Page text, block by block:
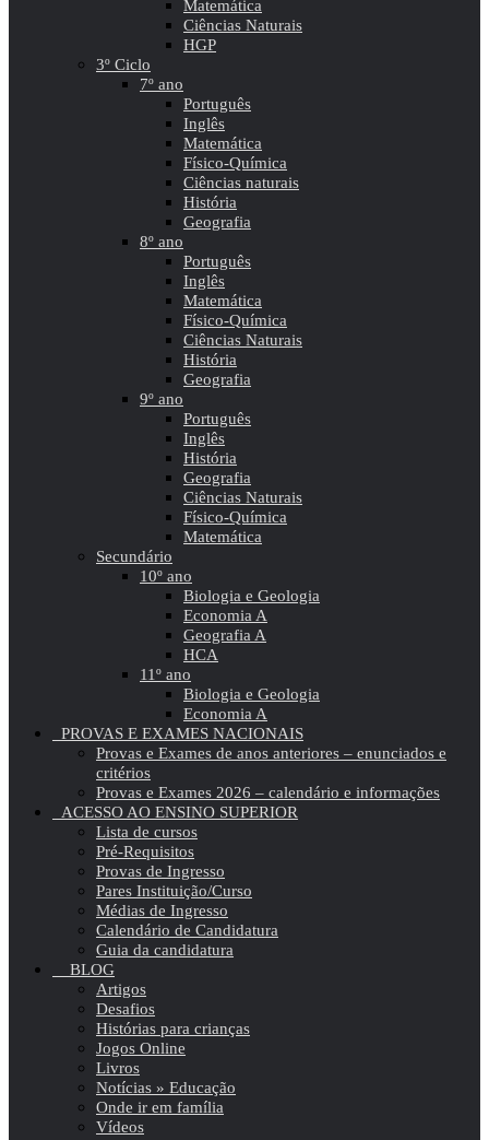
Matemática
Ciências Naturais
HGP
3º Ciclo
7º ano
Português
Inglês
Matemática
Físico-Química
Ciências naturais
História
Geografia
8º ano
Português
Inglês
Matemática
Físico-Química
Ciências Naturais
História
Geografia
9º ano
Português
Inglês
História
Geografia
Ciências Naturais
Físico-Química
Matemática
Secundário
10º ano
Biologia e Geologia
Economia A
Geografia A
HCA
11º ano
Biologia e Geologia
Economia A
PROVAS E EXAMES NACIONAIS
Provas e Exames de anos anteriores – enunciados e
critérios
Provas e Exames 2026 – calendário e informações
ACESSO AO ENSINO SUPERIOR
Lista de cursos
Pré-Requisitos
Provas de Ingresso
Pares Instituição/Curso
Médias de Ingresso
Calendário de Candidatura
Guia da candidatura
BLOG
Artigos
Desafios
Histórias para crianças
Jogos Online
Livros
Notícias » Educação
Onde ir em família
Vídeos